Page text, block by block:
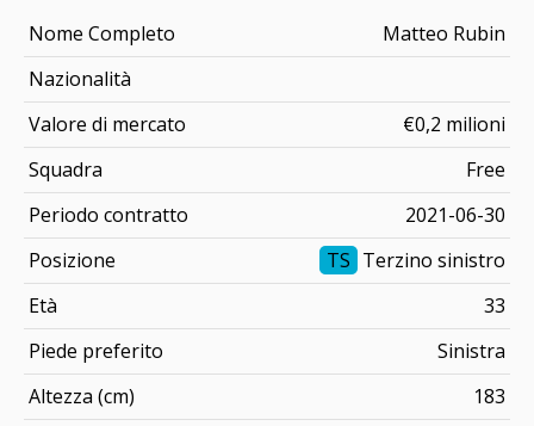
Nome Completo
Matteo Rubin
Nazionalità
Valore di mercato
€0,2 milioni
Squadra
Free
Periodo contratto
2021-06-30
Posizione
TS Terzino sinistro
Età
33
Piede preferito
Sinistra
Altezza (cm)
183